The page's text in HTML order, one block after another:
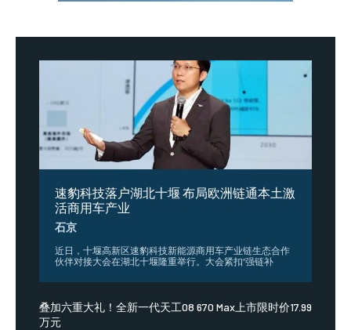
速豹科技落户湖北十堰 布局欧洲链通本土激
活商用车产业
石京
​近日，十堰高新区速豹科技新能源商用车产业链生态合作
伙伴对接大会在湖北十堰隆重举行。大会紧扣“强链补
叠加六重大礼！全新一代天工08 670 Max上市限时价17.99
万元